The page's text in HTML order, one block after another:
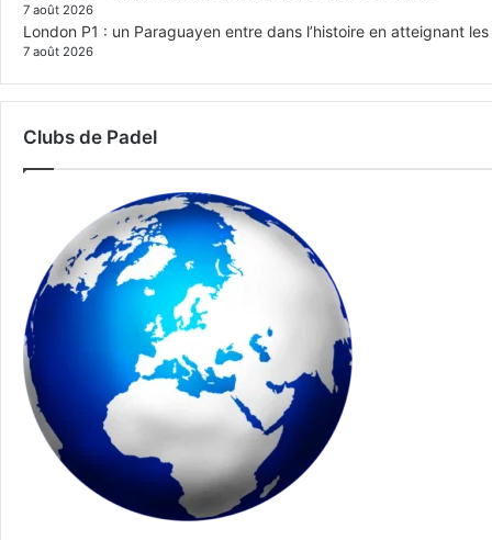
7 août 2026
London P1 : un Paraguayen entre dans l’histoire en atteignant
7 août 2026
Clubs de Padel